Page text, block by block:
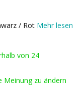
/ Rot Mehr lesen
von 24
Meinung zu ändern